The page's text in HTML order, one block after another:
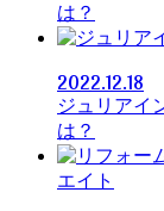
は？
2022.12.18
ジュリアイ
は？
エイト